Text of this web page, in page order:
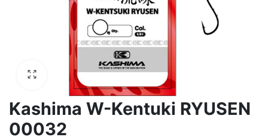
Kashima W-Kentuki RYUSEN
00032